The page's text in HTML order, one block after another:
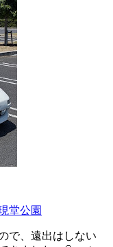
堂公園
で、遠出はしない